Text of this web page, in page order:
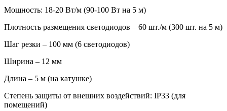
Мощность: 18-20 Вт/м (90-100 Вт на 5 м)
Плотность размещения светодиодов – 60 шт./м (300 шт. на 5 м)
Шаг резки – 100 мм (6 светодиодов)
Ширина – 12 мм
Длина – 5 м (на катушке)
Степень защиты от внешних воздействий: IP33 (для
помещений)